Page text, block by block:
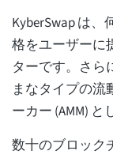
KyberSwap は
格をユーザーに
ターです。さら
まなタイプの流
ーカー (AMM) と
数十のブロック